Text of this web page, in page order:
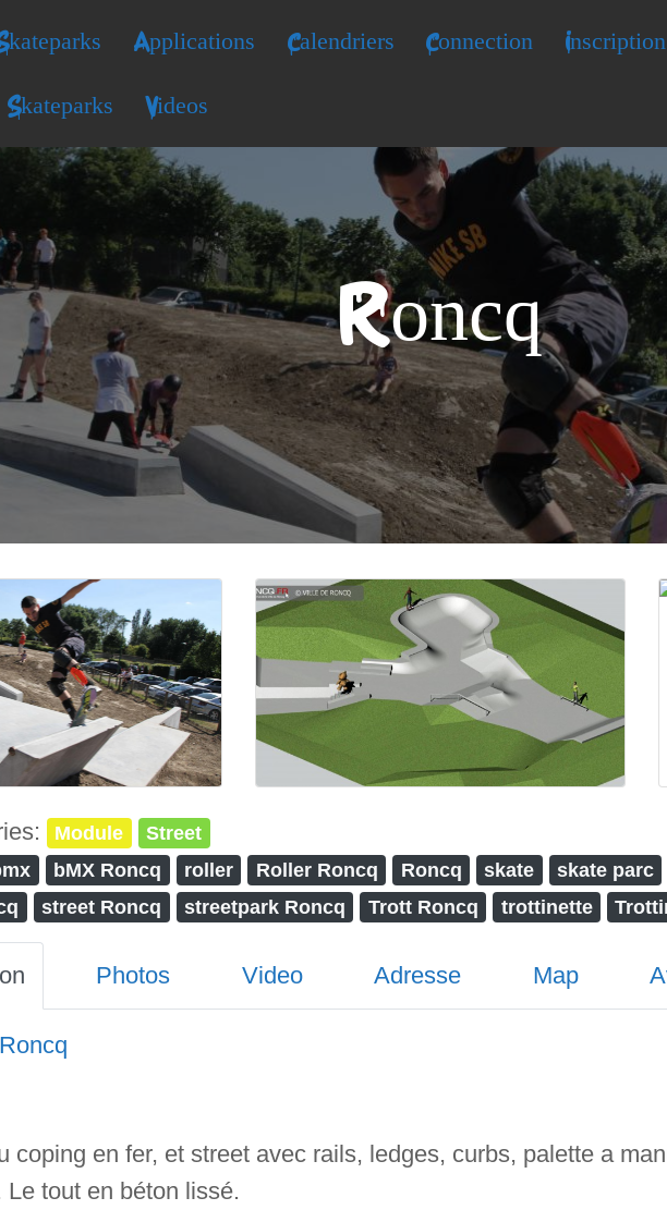
Applications Calendriers Connection Inscription
Skateparks Videos
Roncq
Module Street
bMX Roncq roller Roller Roncq Roncq skate skate parc
street Roncq streetpark Roncq Trott Roncq trottinette
Photos Video Adresse Map
Roncq
coping en fer, et street avec rails, ledges, curbs, palette a
Le tout en béton lissé.